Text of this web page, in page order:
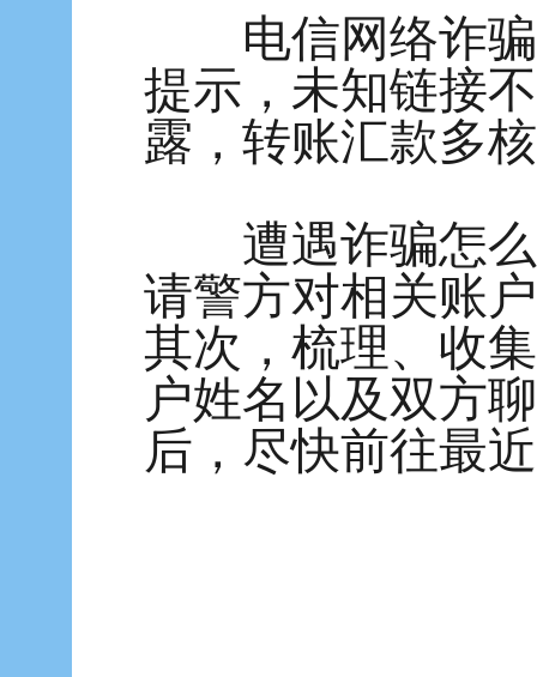
电信网络诈骗
提示，未知链接
露，转账汇款多
遭遇诈骗怎么
请警方对相关账
其次，梳理、收
户姓名以及双方
后，尽快前往最